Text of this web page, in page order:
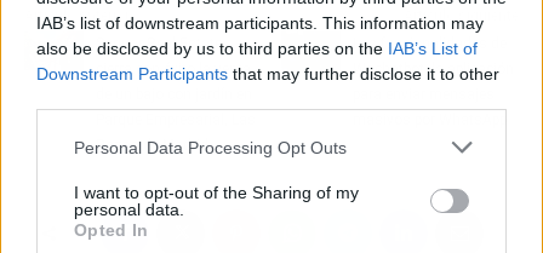
IAB’s list of downstream participants. This information may
also be disclosed by us to third parties on the IAB’s List of
Downstream Participants that may further disclose it to other
Personal Data Processing Opt Outs
I want to opt-out of the Sharing of my
personal data.
Opted In
Artículo anterior
Saguar Real Estate
cierra con éxito la venta
Rozas de Madrid
Artículo siguiente
Las funcionalidades de
Wachatbot, la aplicación